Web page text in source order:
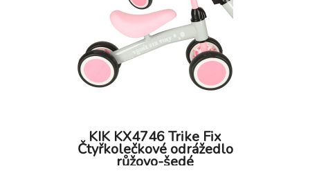
KIK KX4746 Trike Fix
Čtyřkolečkové odrážedlo
růžovo-šedé